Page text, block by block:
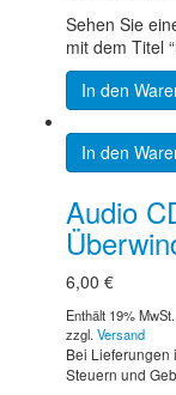
Sehen Sie
mit dem Titel
In den
In den
Audio
6,00 €
Enthält 19% MwSt.
zzgl. Versand
Bei Lieferungen
Steuern und